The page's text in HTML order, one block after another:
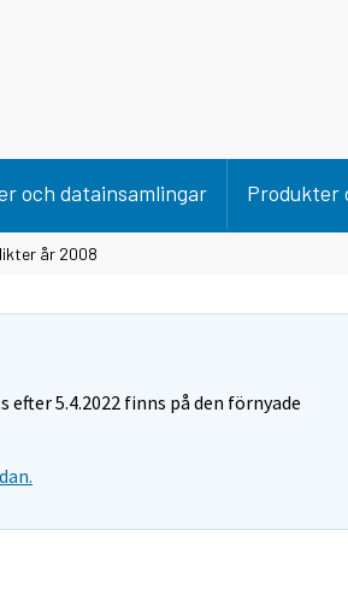
och datainsamlingar Produkter
år 2008
5.4.2022 finns på den förnyade